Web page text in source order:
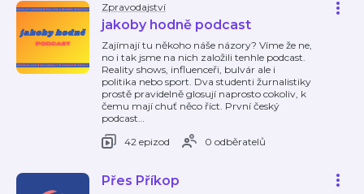
Zpravodajství
jakoby hodně podcast
Zajímají tu někoho náše názory? Víme že ne,
no i tak jsme na nich založili tenhle podcast.
Reality shows, influenceři, bulvár ale i
politika nebo sport. Dva studenti žurnalistiky
prostě pravidelně glosují naprosto cokoliv, k
čemu mají chuť něco říct. První český
podcast…
42 epizod
0 odběratelů
Přes Příkop